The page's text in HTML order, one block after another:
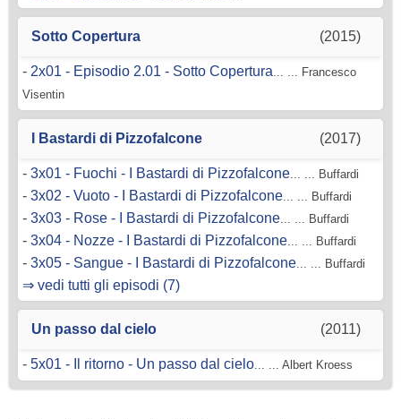
Sotto Copertura (2015)
- 2x01 - Episodio 2.01 - Sotto Copertura ... ... Francesco
Visentin
I Bastardi di Pizzofalcone (2017)
- 3x01 - Fuochi - I Bastardi di Pizzofalcone ... ... Buffardi
- 3x02 - Vuoto - I Bastardi di Pizzofalcone ... ... Buffardi
- 3x03 - Rose - I Bastardi di Pizzofalcone ... ... Buffardi
- 3x04 - Nozze - I Bastardi di Pizzofalcone ... ... Buffardi
- 3x05 - Sangue - I Bastardi di Pizzofalcone ... ... Buffardi
⇒ vedi tutti gli episodi (7)
Un passo dal cielo (2011)
- 5x01 - Il ritorno - Un passo dal cielo ... ... Albert Kroess